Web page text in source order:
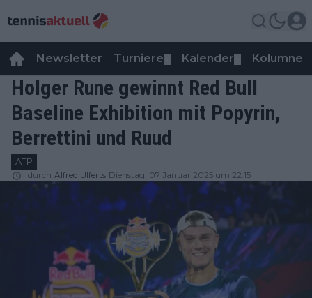
Newsletter Turniere Kalender Kolumnen
Holger Rune gewinnt Red Bull
Baseline Exhibition mit Popyrin,
Berrettini und Ruud
ATP
durch Alfred Ulferts Dienstag, 07 Januar 2025 um 22:15